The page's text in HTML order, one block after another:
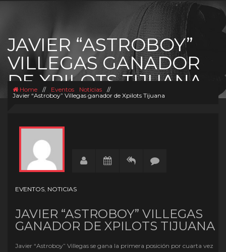
JAVIER “ASTROBOY”
VILLEGAS GANADOR
DE XPILOTS TIJUANA
Home // Eventos Noticias
//
Javier “Astroboy” Villegas ganador de Xpilots Tijuana
EVENTOS, NOTICIAS
JAVIER “ASTROBOY” VILLEGAS
GANADOR DE XPILOTS TIJUANA
Javier “Astroboy” Villegas se gana la primera posición por cuarta vez